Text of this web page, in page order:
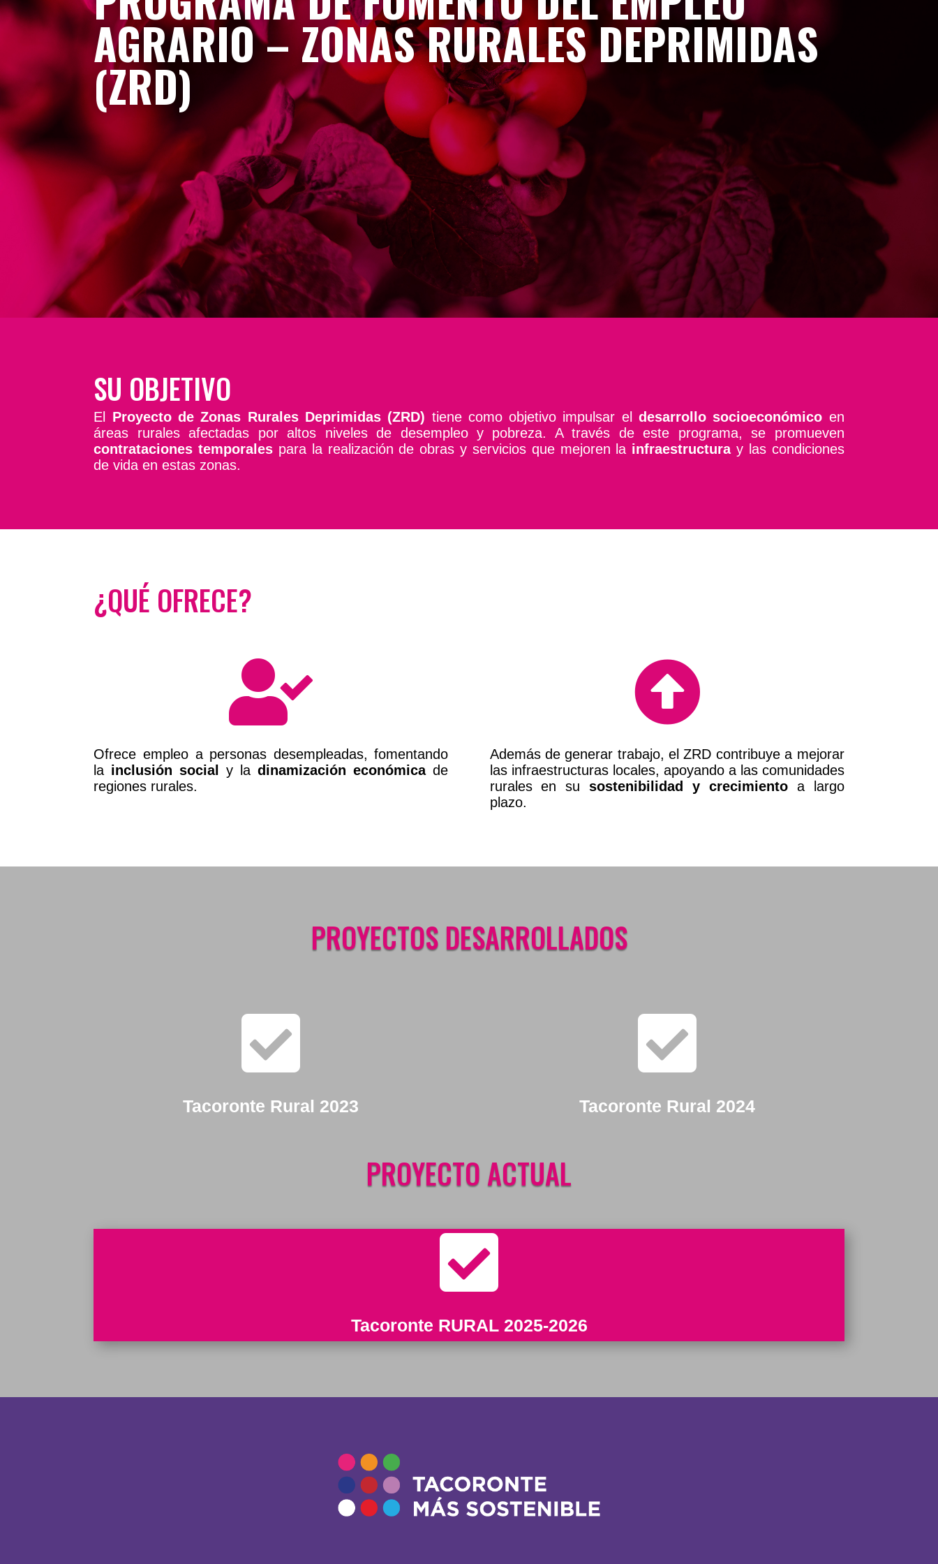
AGRARIO – ZONAS RURALES DEPRIMIDAS
(ZRD)
SU OBJETIVO
El Proyecto de Zonas Rurales Deprimidas (ZRD) tiene como objetivo impulsar eldesarrollo socioeconómico en
áreas rurales afectadas por altos niveles de desempleo y pobreza. A través de este programa, se promueven
contrataciones temporales para la realización de obras y servicios que mejoren la infraestructuray las condiciones
de vida en estas zonas.
¿QUÉ OFRECE?

Ofrece empleo a personas desempleadas, fomentando
la inclusión social y ladinamización económicade
regiones rurales.

Además de generar trabajo, el ZRD contribuye a mejorar
las infraestructuras locales, apoyando a las comunidades
rurales en susostenibilidad y crecimientoa largo
plazo.
PROYECTOS DESARROLLADOS

Tacoronte Rural 2023

Tacoronte Rural 2024
PROYECTO ACTUAL

Tacoronte RURAL 2025-2026